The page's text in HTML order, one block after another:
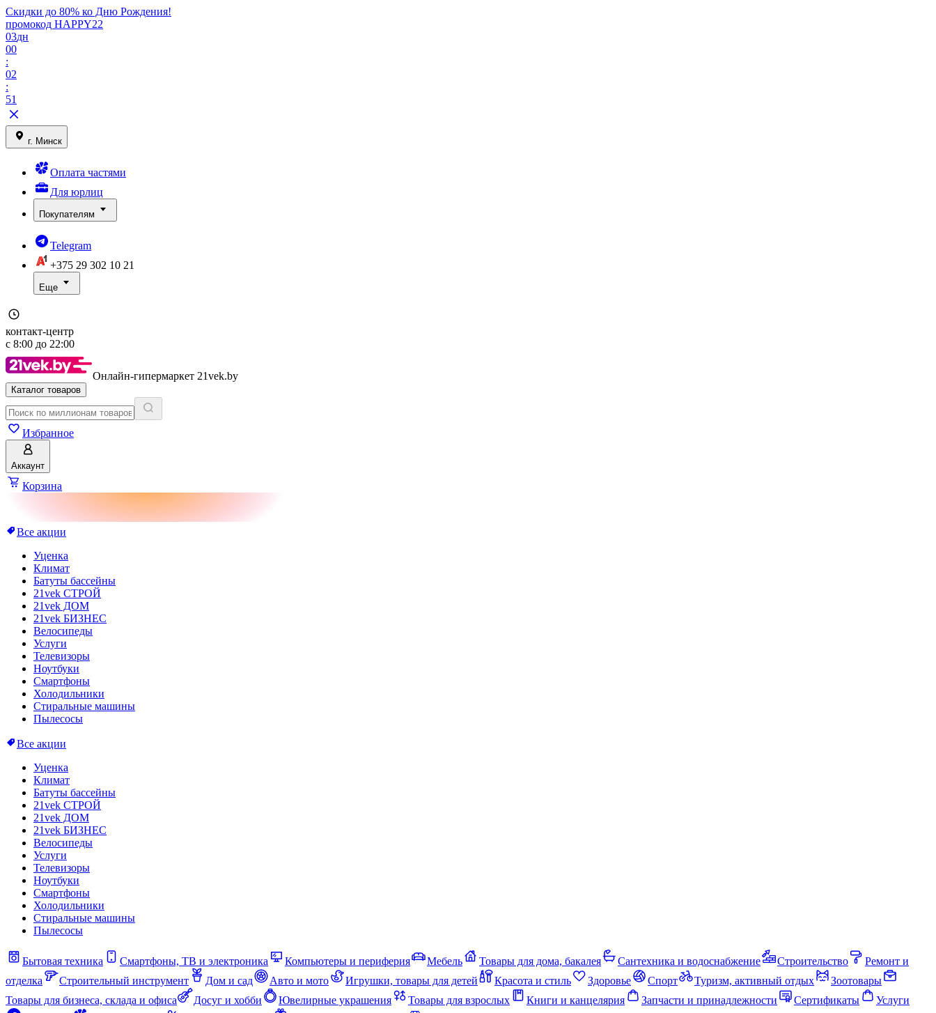
Скидки до 80% ко Дню Рождения!
промокод HAPPY22
03дн
00
:
02
:
51
г. Минск
Оплата частями
Для юрлиц
Покупателям
Telegram
+375 29 302 10 21
Еще
контакт-центр
с 8:00 до 22:00
Онлайн-гипермаркет 21vek.by
Каталог товаров
Избранное
Аккаунт
Корзина
Все акции
Уценка
Климат
Батуты бассейны
21vek СТРОЙ
21vek ДОМ
21vek БИЗНЕС
Велосипеды
Услуги
Телевизоры
Ноутбуки
Смартфоны
Холодильники
Стиральные машины
Пылесосы
Все акции
Уценка
Климат
Батуты бассейны
21vek СТРОЙ
21vek ДОМ
21vek БИЗНЕС
Велосипеды
Услуги
Телевизоры
Ноутбуки
Смартфоны
Холодильники
Стиральные машины
Пылесосы
Бытовая техника Смартфоны, ТВ и электроника Компьютеры и периферия Мебель Товары для дома, бакалея Сантехника и водоснабжение Строительство
Ремонт и
отделка
Строительный инструмент Дом и сад Авто и мото Игрушки, товары для детей Красота и стиль Здоровье Спорт Туризм, активный отдых
Зоотовары
Товары для бизнеса, склада и офиса
Досуг и хобби Ювелирные украшения Товары для взрослых Книги и канцелярия Запчасти и принадлежности Сертификаты
Услуги